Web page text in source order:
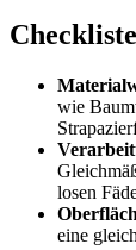
wie
losen
eine